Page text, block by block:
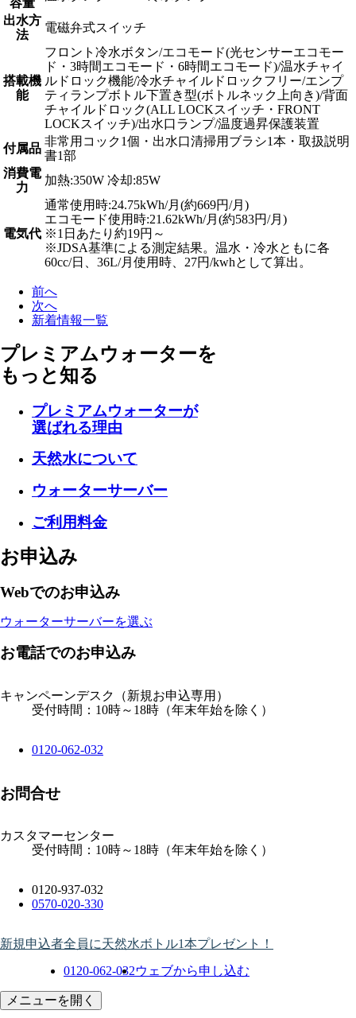
容量
出水方
法
電磁弁式スイッチ
搭載機
能
フロント冷水ボタン/エコモード(光センサーエコモー
ド・3時間エコモード・6時間エコモード)/温水チャイ
ルドロック機能/冷水チャイルドロックフリー/エンプ
ティランプボトル下置き型(ボトルネック上向き)/背面
チャイルドロック(ALL LOCKスイッチ・FRONT
LOCKスイッチ)/出水口ランプ/温度過昇保護装置
付属品
非常用コック1個・出水口清掃用ブラシ1本・取扱説明
書1部
消費電
力
加熱:350W 冷却:85W
電気代
通常使用時:24.75kWh/月(約669円/月)
エコモード使用時:21.62kWh/月(約583円/月)
※1日あたり約19円～
※JDSA基準による測定結果。温水・冷水ともに各
60cc/日、36L/月使用時、27円/kwhとして算出。
前へ
次へ
新着情報一覧
プレミアムウォーターを
もっと知る
プレミアムウォーターが
選ばれる理由
天然水について
ウォーターサーバー
ご利用料金
お申込み
Webでのお申込み
ウォーターサーバーを選ぶ
お電話でのお申込み
キャンペーンデスク
（新規お申込専用）
受付時間：10時～18時（年末年始を除く）
0120-062-032
お問合せ
カスタマーセンター
受付時間：10時～18時（年末年始を除く）
0120-937-032
0570-020-330
新規申込者全員に天然水ボトル1本プレゼント！
0120-062-032ウェブから申し込む
メニューを開く